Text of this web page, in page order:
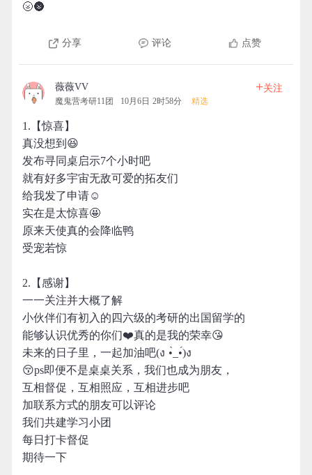
🌝🌚
分享 评论 点赞
薇薇VV
魔鬼营考研11团 10月6日 2时58分 精选
+关注
1.【惊喜】
真没想到😆
发布寻同桌启示7个小时吧
就有好多宇宙无敌可爱的拓友们
给我发了申请☺️
实在是太惊喜🤩
原来天使真的会降临鸭
受宠若惊
2.【感谢】
一一关注并大概了解
小伙伴们有初入的四六级的考研的出国留学的
能够认识优秀的你们❤️真的是我的荣幸😘
未来的日子里，一起加油吧(ง •̀_•́)ง
😚ps即便不是桌桌关系，我们也成为朋友，
互相督促，互相照应，互相进步吧
加联系方式的朋友可以评论
我们共建学习小团
每日打卡督促
期待一下